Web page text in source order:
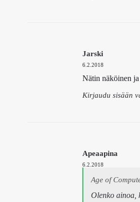
Jarski
6.2.2018
Nätin näköinen
Kirjaudu sisään
Apeaapina
6.2.2018
Age of
Olenko ainoa,